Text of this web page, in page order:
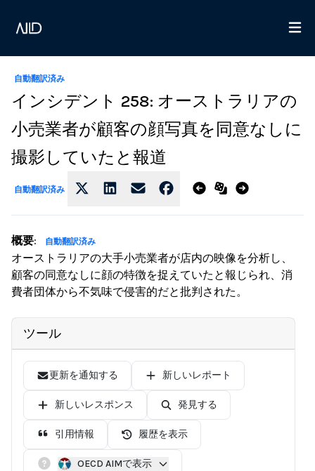
自動翻訳済み
インシデント 258: オーストラリアの
小売業者が顧客の顔写真を同意なしに
撮影していたと報道
自動翻訳済み
概要: 自動翻訳済み
オーストラリアの大手小売業者が店内の映像を分析し、
顧客の同意なしに顔の特徴を捉えていたと報じられ、消
費者団体から不気味で侵害的だと批判された。
ツール
更新を通知する 新しいレポート
新しいレスポンス 発見する
引用情報 履歴を表示
OECD AIMで表示